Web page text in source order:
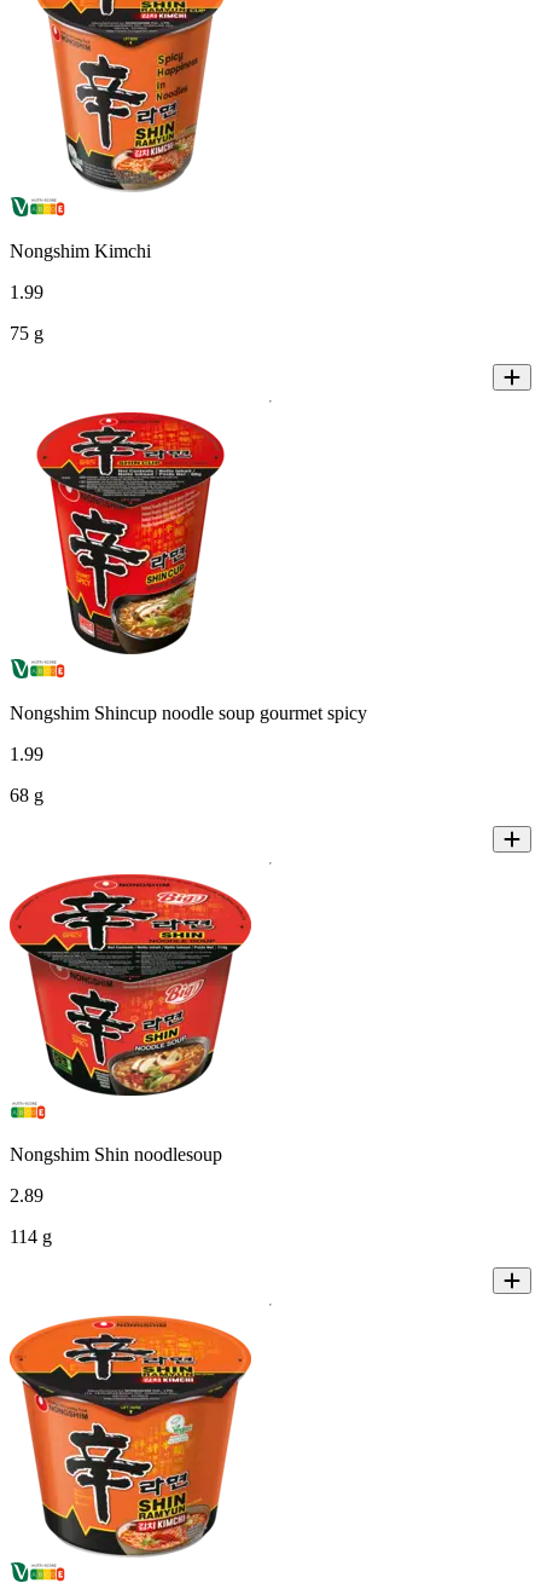
Nongshim Kimchi
1 .99
75 g
Nongshim Shincup noodle soup gourmet spicy
1 .99
68 g
Nongshim Shin noodlesoup
2.89
114 g